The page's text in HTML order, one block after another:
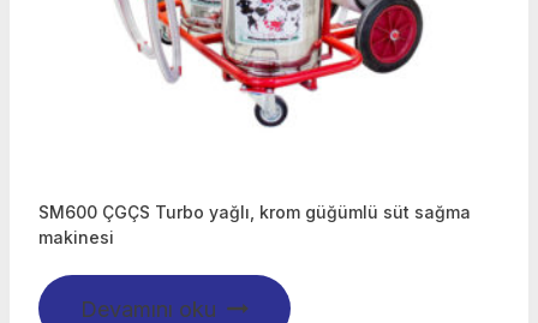
SM600 ÇGÇS Turbo yağlı, krom güğümlü süt sağma
makinesi
Devamını oku